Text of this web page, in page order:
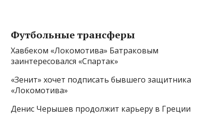
Футбольные трансферы
Хавбеком «Локомотива» Батраковым
заинтересовался «Спартак»
«Зенит» хочет подписать бывшего защитника
«Локомотива»
Денис Черышев продолжит карьеру в Греции